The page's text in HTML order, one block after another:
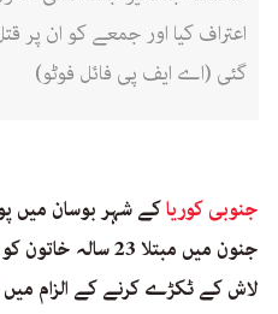
اعتراف کیا اور جمعے کو ان پر
گئی (اے ایف پی فائل فوٹو)
جنوبی کوریاکے شہر بوسان میں
جنون میں مبتلا 23
لاش کے ٹکڑے کرنے کے الزام میں